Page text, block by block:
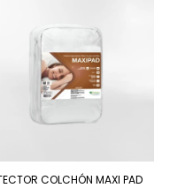
COLCHÓN MAXI PAD